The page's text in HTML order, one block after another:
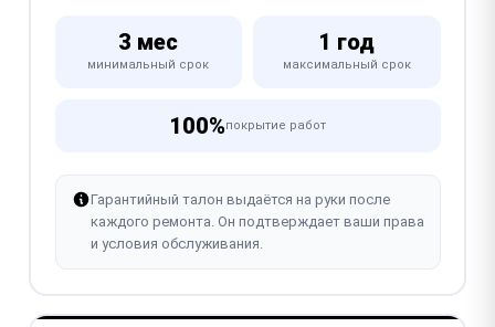
3 мес
минимальный срок
1 год
максимальный срок
100%покрытие работ
Гарантийный талон выдаётся на руки после
каждого ремонта. Он подтверждает ваши права
и условия обслуживания.